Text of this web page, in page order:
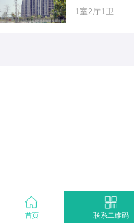
首页 联系二维码
1室2厅1卫